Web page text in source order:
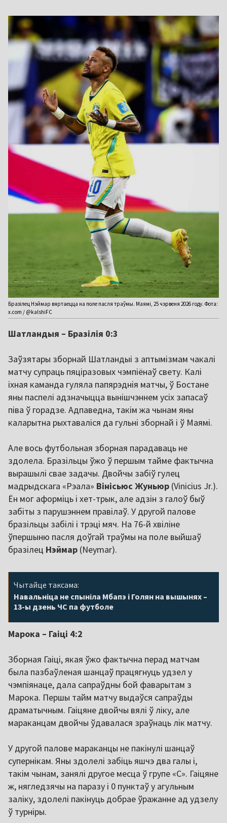
Бразілец Нэймар вяртаецца на поле пасля траўмы. Маямі, 25 чэрвеня 2026 году. Фота:
x.com / @kalshiFC
Шатландыя – Бразілія 0:3
Заўзятары зборнай Шатландыі з аптымізмам чакалі
матчу супраць пяціразовых чэмпіёнаў свету. Калі
іхная каманда гуляла папярэднія матчы, ў Бостане
яны паспелі адзначыцца вынішчэннем усіх запасаў
піва ў горадзе. Адпаведна, такім жа чынам яны
каларытна рыхтаваліся да гульні зборнай і ў Маямі.
Але вось футбольная зборная парадаваць не
здолела. Бразільцы ўжо ў першым тайме фактычна
вырашылі свае задачы. Двойчы забіў гулец
мадрыдскага «Рэала» Вінісьюс Жуньюр (Vinicius Jr.).
Ён мог аформіць і хет-трык, але адзін з галоў быў
забіты з парушэннем правілаў. У другой палове
бразільцы забілі і трэці мяч. На 76-й хвіліне
ўпершыню пасля доўгай траўмы на поле выйшаў
бразілец Нэймар (Neymar).
Чытайце таксама:
Навальніца не спыніла Мбапэ і Голян на вышынях –
13-ы дзень ЧС па футболе
Марока – Гаіці 4:2
Зборная Гаіці, якая ўжо фактычна перад матчам
была пазбаўленая шанцаў працягнуць удзел у
чэмпіянаце, дала сапраўдны бой фаварытам з
Марока. Першы тайм матчу выдаўся сапраўды
драматычным. Гаіцяне двойчы вялі ў ліку, але
мараканцам двойчы ўдавалася зраўнаць лік матчу.
У другой палове мараканцы не пакінулі шанцаў
супернікам. Яны здолелі забіць яшчэ два галы і,
такім чынам, занялі другое месца ў групе «С». Гаіцяне
ж, нягледзячы на паразу і 0 пунктаў у агульным
заліку, здолелі пакінуць добрае ўражанне ад удзелу
ў турніры.